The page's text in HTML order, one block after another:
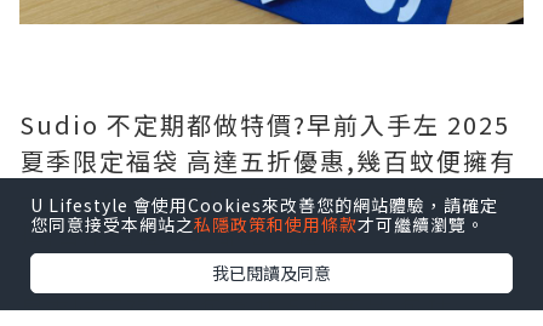
Sudio 不定期都做特價?️早前入手左 2025
夏季限定福袋 高達五折優惠,幾百蚊便擁有
一部全新藍牙耳機,而且有多款時尚顏色選
擇,自用送禮一啲都唔失禮呀?
夏季限定福袋?️ 包含共 5 項商品,包括:
U Lifestyle 會使用Cookies來改善您的網站體驗，請確定
您同意接受本網站之私隱政策和使用條款才可繼續瀏覽。
我已閱讀及同意